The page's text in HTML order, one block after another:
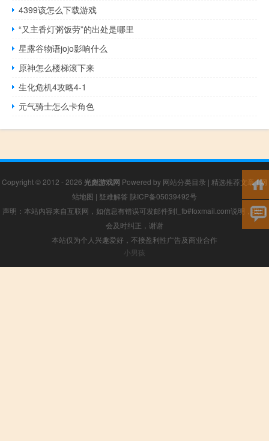
4399该怎么下载游戏
“又主香灯粥饭劳”的出处是哪里
星露谷物语jojo影响什么
原神怎么楼梯滚下来
生化危机4攻略4-1
元气骑士怎么卡角色
Copyright © 2012 - 2026 光彪游戏网 Powered by 网站分类目录 | 精选推荐文章|网
站地图 | 疑难解答 陕ICP备05039492号
声明：本站内容来自互联网，如信息有错误可发邮件到f_fb#foxmail.com说明，我们
会及时纠正，谢谢
本站仅为个人兴趣爱好，不接盈利性广告及商业合作
小男孩